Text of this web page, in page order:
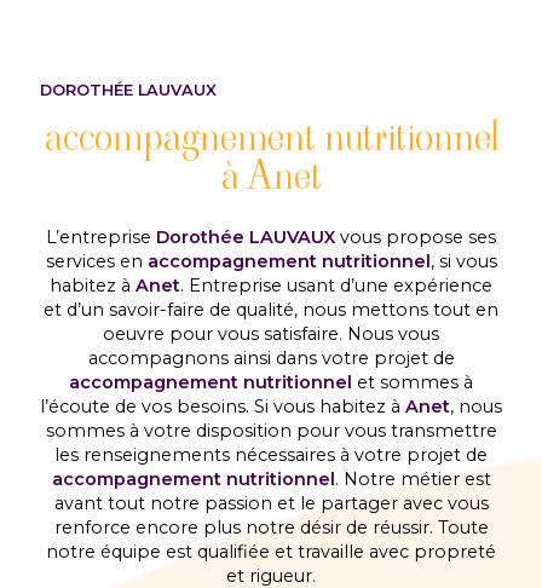
DOROTHÉE LAUVAUX
accompagnement nutritionnel
à Anet
L’entreprise Dorothée LAUVAUX vous propose ses
services en accompagnement nutritionnel, si vous
habitez à Anet. Entreprise usant d’une expérience
et d’un savoir-faire de qualité, nous mettons tout en
oeuvre pour vous satisfaire. Nous vous
accompagnons ainsi dans votre projet de
accompagnement nutritionnel et sommes à
l’écoute de vos besoins. Si vous habitez à Anet, nous
sommes à votre disposition pour vous transmettre
les renseignements nécessaires à votre projet de
accompagnement nutritionnel. Notre métier est
avant tout notre passion et le partager avec vous
renforce encore plus notre désir de réussir. Toute
notre équipe est qualifiée et travaille avec propreté
et rigueur.